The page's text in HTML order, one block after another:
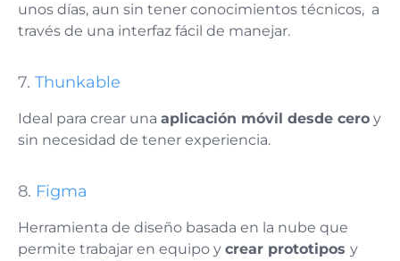
unos días, aun sin tener conocimientos técnicos, a
través de una interfaz fácil de manejar.
7. Thunkable
Ideal para crear una aplicación móvil desde cero y
sin necesidad de tener experiencia.
8. Figma
Herramienta de diseño basada en la nube que
permite trabajar en equipo y crear prototipos y